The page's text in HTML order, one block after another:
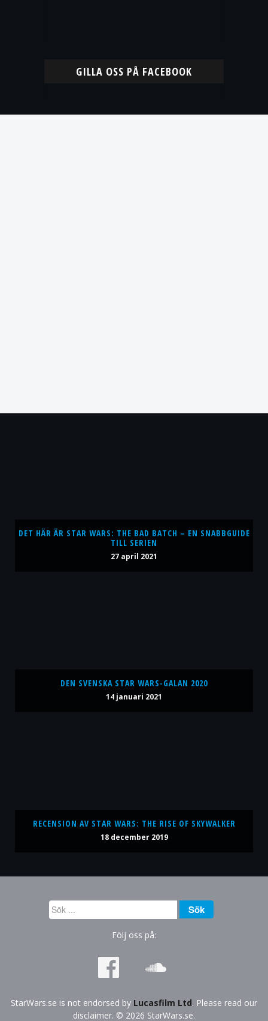
GILLA OSS PÅ FACEBOOK
DET HÄR ÄR STAR WARS: THE BAD BATCH – EN SNABBGUIDE
TILL SERIEN
27 april 2021
DEN SVENSKA STAR WARS-GALAN 2020
14 januari 2021
RECENSION AV STAR WARS: THE RISE OF SKYWALKER
18 december 2019
Sök
...
Sök
Följ oss på:
StarWars.se is not endorsed by Lucasfilm Ltd. Please read our
disclaimer. © 2026 StarWars.se.